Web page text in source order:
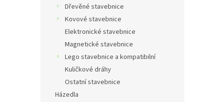
Dřevěné stavebnice
Kovové stavebnice
Elektronické stavebnice
Magnetické stavebnice
Lego stavebnice a kompatibilní
Kuličkové dráhy
Ostatní stavebnice
Házedla